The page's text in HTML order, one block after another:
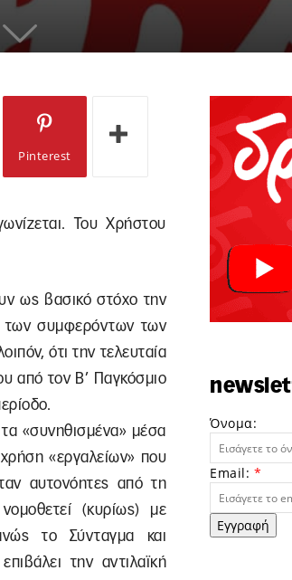
Pinterest
Του Χρήστου
ως βασικό στόχο την
των συμφερόντων των
ότι την τελευταία
από τον Β’ Παγκόσμιο
τα «συνηθισμένα» μέσα
χρήση «εργαλείων» που
αυτονόητες από τη
(κυρίως) με
το Σύνταγμα και
την αντιλαϊκή
Όνομα:
Email: *
Εγγραφή